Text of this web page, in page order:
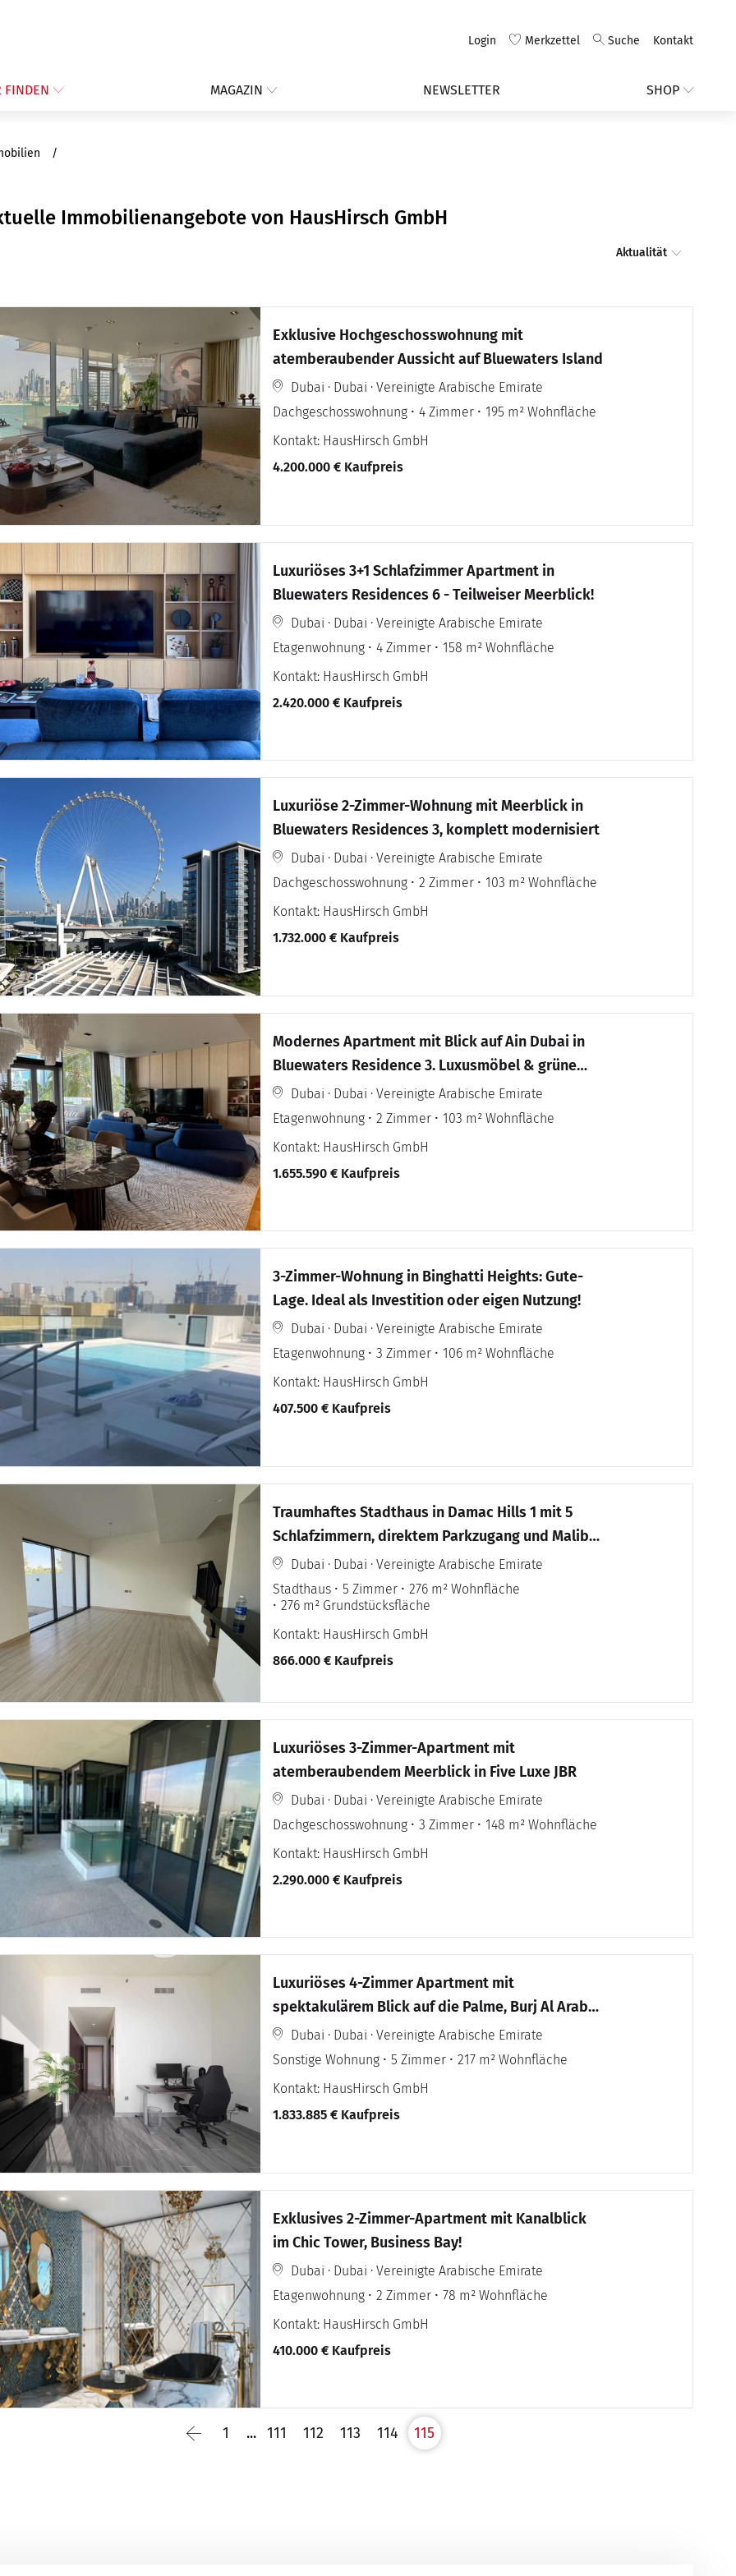
Login Merkzettel Suche Kontakt
FINDEN MAGAZIN NEWSLETTER SHOP
Immobilienangebote von HausHirsch GmbH
Aktualität
Exklusive Hochgeschosswohnung mit
atemberaubender Aussicht auf Bluewaters Island
Dubai · Dubai · Vereinigte Arabische Emirate
Dachgeschosswohnung
4 Zimmer
195 m² Wohnfläche
Kontakt: HausHirsch GmbH
4.200.000 € Kaufpreis
Luxuriöses 3+1 Schlafzimmer Apartment in
Bluewaters Residences 6 - Teilweiser Meerblick!
Dubai · Dubai · Vereinigte Arabische Emirate
Etagenwohnung
4 Zimmer
158 m² Wohnfläche
Kontakt: HausHirsch GmbH
2.420.000 € Kaufpreis
Luxuriöse 2-Zimmer-Wohnung mit Meerblick in
Bluewaters Residences 3, komplett modernisiert
Dubai · Dubai · Vereinigte Arabische Emirate
Dachgeschosswohnung
2 Zimmer
103 m² Wohnfläche
Kontakt: HausHirsch GmbH
1.732.000 € Kaufpreis
Modernes Apartment mit Blick auf Ain Dubai in
Bluewaters Residence 3. Luxusmöbel & grüne
Terrasse.
Dubai · Dubai · Vereinigte Arabische Emirate
Etagenwohnung
2 Zimmer
103 m² Wohnfläche
Kontakt: HausHirsch GmbH
1.655.590 € Kaufpreis
3-Zimmer-Wohnung in Binghatti Heights: Gute-
Lage. Ideal als Investition oder eigen Nutzung!
Dubai · Dubai · Vereinigte Arabische Emirate
Etagenwohnung
3 Zimmer
106 m² Wohnfläche
Kontakt: HausHirsch GmbH
407.500 € Kaufpreis
Traumhaftes Stadthaus in Damac Hills 1 mit 5
Schlafzimmern, direktem Parkzugang und Malibu
Bay!Dubai · Dubai · Vereinigte Arabische Emirate
Stadthaus
5 Zimmer
276 m² Wohnfläche
276 m² Grundstücksfläche
Kontakt: HausHirsch GmbH
866.000 € Kaufpreis
Luxuriöses 3-Zimmer-Apartment mit
atemberaubendem Meerblick in Five Luxe JBR
Dubai · Dubai · Vereinigte Arabische Emirate
Dachgeschosswohnung
3 Zimmer
148 m² Wohnfläche
Kontakt: HausHirsch GmbH
2.290.000 € Kaufpreis
Luxuriöses 4-Zimmer Apartment mit
spektakulärem Blick auf die Palme, Burj Al Arab
und Jachthafen
Dubai · Dubai · Vereinigte Arabische Emirate
Sonstige Wohnung
5 Zimmer
217 m² Wohnfläche
Kontakt: HausHirsch GmbH
1.833.885 € Kaufpreis
Exklusives 2-Zimmer-Apartment mit Kanalblick
im Chic Tower, Business Bay!
Dubai · Dubai · Vereinigte Arabische Emirate
Etagenwohnung
2 Zimmer
78 m² Wohnfläche
Kontakt: HausHirsch GmbH
410.000 € Kaufpreis
1 ... 111 112 113 114 115